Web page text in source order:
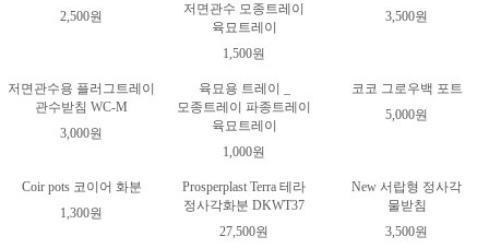
2,500원
저면관수 모종트레이
육묘트레이
1,500원
3,500원
저면관수용 플러그트레이
관수받침 WC-M
3,000원
육묘용 트레이 _
모종트레이 파종트레이
육묘트레이
1,000원
코코 그로우백 포트
5,000원
Coir pots 코이어 화분
1,300원
Prosperplast Terra 테라
정사각화분 DKWT37
27,500원
New 서랍형 정사각
물받침
3,500원